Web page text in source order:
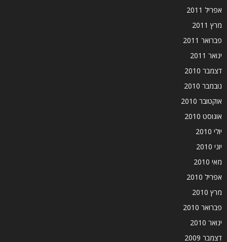
אפריל 2011
מרץ 2011
פברואר 2011
ינואר 2011
דצמבר 2010
נובמבר 2010
אוקטובר 2010
אוגוסט 2010
יולי 2010
יוני 2010
מאי 2010
אפריל 2010
מרץ 2010
פברואר 2010
ינואר 2010
דצמבר 2009